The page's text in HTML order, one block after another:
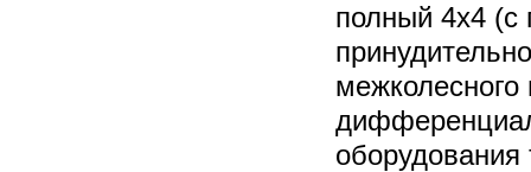
полный 4х4 (с
оборудования